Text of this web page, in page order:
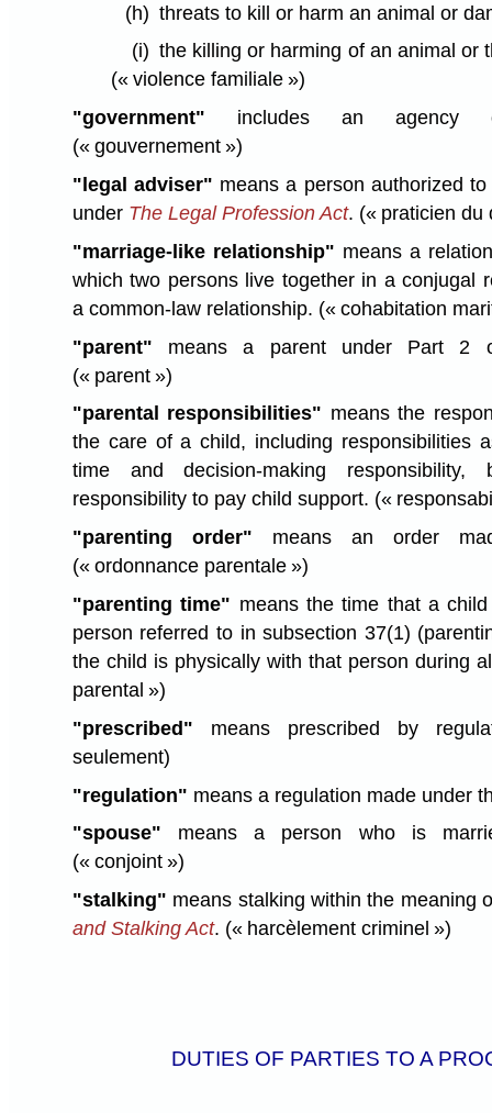
(h) threats to kill or harm an animal or
(i) the killing or harming of an animal or
(« violence familiale »)
"government" includes an agency
(« gouvernement »)
"legal adviser" means a person authorized
under The Legal Profession Act. (« praticien du
"marriage-like relationship" means a
which two persons live together in a conjugal
a common-law relationship. (« cohabitation
"parent" means a parent under Part 2
(« parent »)
"parental responsibilities" means the
the care of a child, including responsibilities
time and decision-making
responsibility to pay child support. («
"parenting order" means an order
(« ordonnance parentale »)
"parenting time" means the time that a
person referred to in subsection 37(1)
the child is physically with that person during
parental »)
"prescribed" means prescribed by
seulement)
"regulation" means a regulation made under
"spouse" means a person who is
(« conjoint »)
"stalking" means stalking within the meaning
and Stalking Act. (« harcèlement criminel »)
DUTIES OF PARTIES TO A